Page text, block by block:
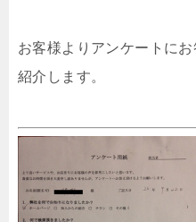
お客様よりアンケートに
紹介します。